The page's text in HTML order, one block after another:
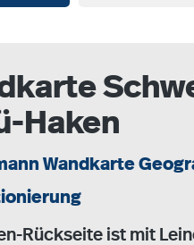
Haken
Wandkarte
Rückseite ist mit